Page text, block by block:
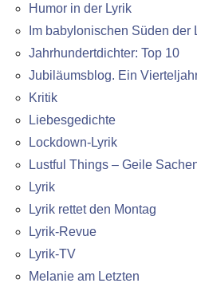
Humor in der Lyrik
Im babylonischen Süden der
Jahrhundertdichter: Top 10
Jubiläumsblog. Ein
Kritik
Liebesgedichte
Lockdown-Lyrik
Lustful Things – Geile
Lyrik
Lyrik rettet den Montag
Lyrik-Revue
Lyrik-TV
Melanie am Letzten